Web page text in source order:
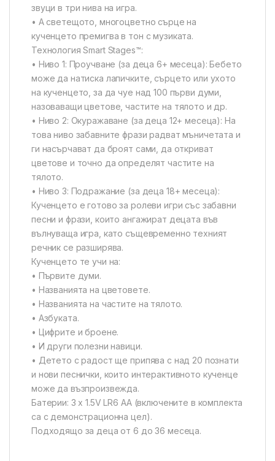
звуци в три нива на игра.
• А светещото, многоцветно сърце на
кученцето премигва в тон с музиката.
Технология Smart Stages™:
• Ниво 1: Проучване (за деца 6+ месеца): Бебето
може да натиска лапичките, сърцето или ухото
на кученцето, за да чуе над 100 първи думи,
назоваващи цветове, частите на тялото и др.
• Ниво 2: Окуражаване (за деца 12+ месеца): На
това ниво забавните фрази радват мъничетата и
ги насърчават да броят сами, да откриват
цветове и точно да определят частите на
тялото.
• Ниво 3: Подражание (за деца 18+ месеца):
Кученцето е готово за ролеви игри със забавни
песни и фрази, които ангажират децата във
вълнуваща игра, като същевременно техният
речник се разширява.
Кученцето те учи на:
• Първите думи.
• Названията на цветовете.
• Названията на частите на тялото.
• Азбуката.
• Цифрите и броене.
• И други полезни навици.
• Детето с радост ще припява с над 20 познати
и нови песнички, които интерактивното кученце
може да възпроизвежда.
Батерии: 3 х 1.5V LR6 AA (включените в комплекта
са с демонстрационна цел).
Подходящо за деца от 6 до 36 месеца.